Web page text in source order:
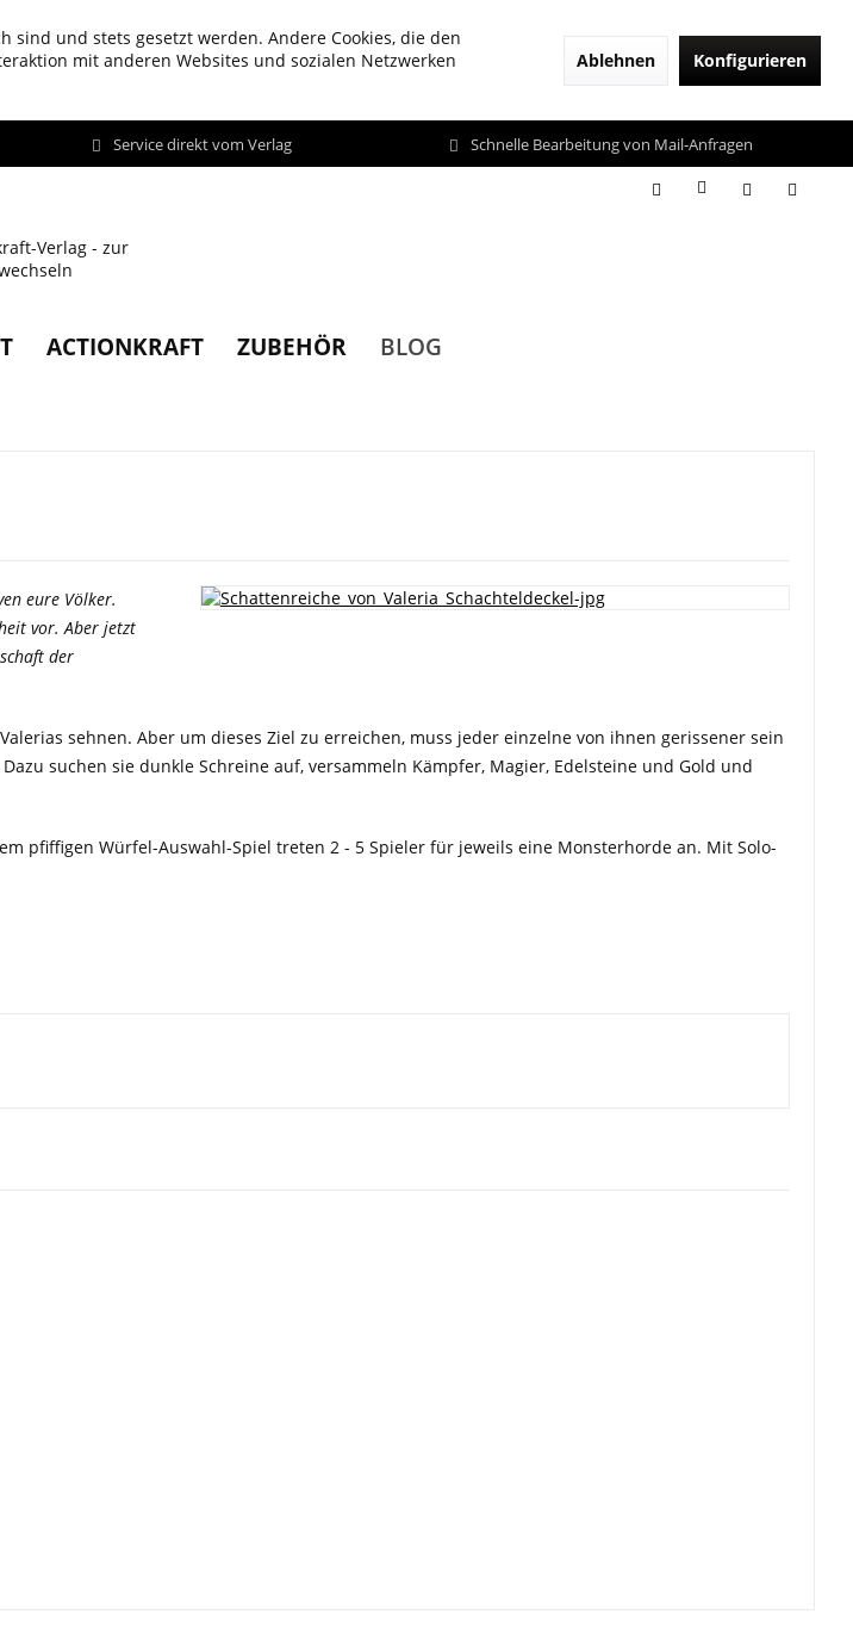
und stets gesetzt werden. Andere Cookies, die den
mit anderen Websites und sozialen Netzwerken
Ablehnen Konfigurieren
Service direkt vom Verlag Schnelle Bearbeitung von Mail-Anfragen
ACTIONKRAFT ZUBEHÖR BLOG
eure Völker.
vor. Aber jetzt
der
sehnen. Aber um dieses Ziel zu erreichen, muss jeder einzelne von ihnen gerissener sein
suchen sie dunkle Schreine auf, versammeln Kämpfer, Magier, Edelsteine und Gold und
pfiffigen Würfel-Auswahl-Spiel treten 2 - 5 Spieler für jeweils eine Monsterhorde an. Mit Solo-